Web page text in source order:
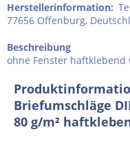
Herstellerinformation:
77656 Offenburg,
Beschreibung
ohne Fenster haftklebend
Briefumschläge
80 g/m²